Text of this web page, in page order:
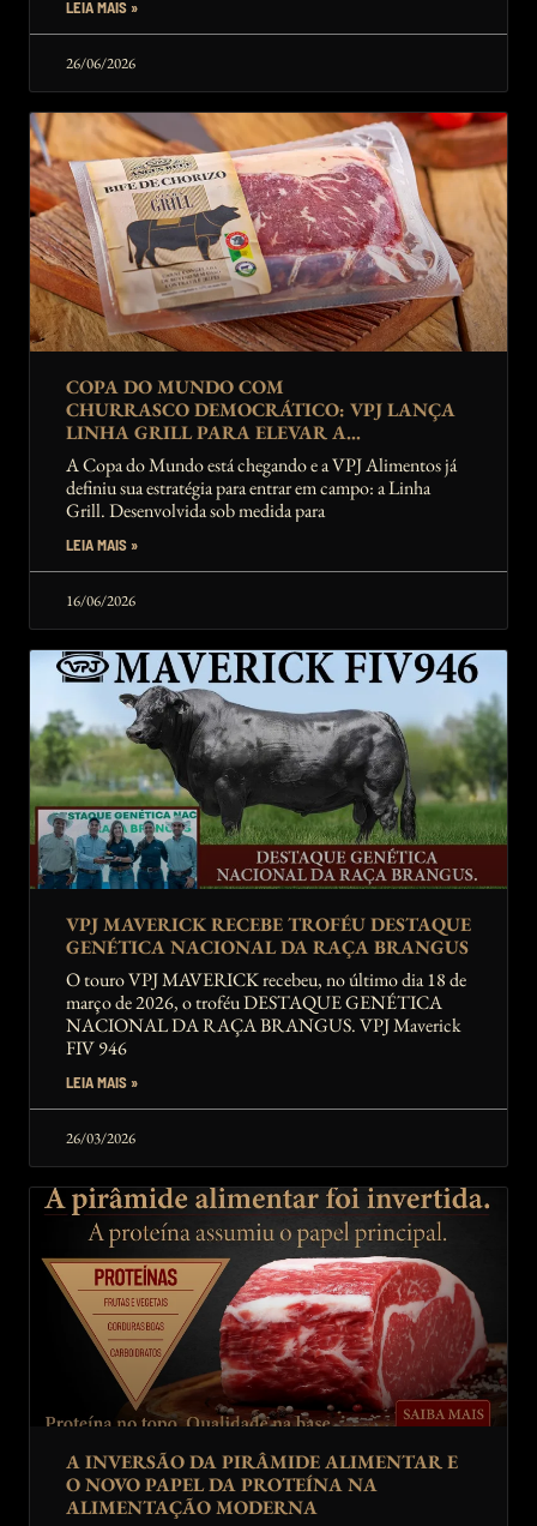
LEIA MAIS »
26/06/2026
COPA DO MUNDO COM
CHURRASCO DEMOCRÁTICO: VPJ LANÇA
LINHA GRILL PARA ELEVAR A
EXPERIÊNCIA DA TORCIDA
A Copa do Mundo está chegando e a VPJ Alimentos já
definiu sua estratégia para entrar em campo: a Linha
Grill. Desenvolvida sob medida para
LEIA MAIS »
16/06/2026
VPJ MAVERICK RECEBE TROFÉU DESTAQUE
GENÉTICA NACIONAL DA RAÇA BRANGUS
O touro VPJ MAVERICK recebeu, no último dia 18 de
março de 2026, o troféu DESTAQUE GENÉTICA
NACIONAL DA RAÇA BRANGUS. VPJ Maverick
FIV 946
LEIA MAIS »
26/03/2026
A INVERSÃO DA PIRÂMIDE ALIMENTAR E
O NOVO PAPEL DA PROTEÍNA NA
ALIMENTAÇÃO MODERNA